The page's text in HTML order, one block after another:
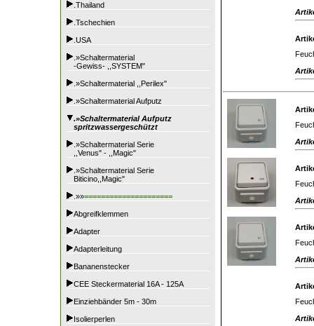
.Thailand
.Tschechien
.USA
.»Schaltermaterial
-Gewiss- ,,SYSTEM"
.»Schaltermaterial ,,Perilex"
.»Schaltermaterial Aufputz
.»Schaltermaterial Aufputz
spritzwassergeschützt
.»Schaltermaterial Serie
,,Venus" - ,,Magic"
.»Schaltermaterial Serie
Biticino,,Magic"
.»»=====================
Abgreifklemmen
Adapter
Adapterleitung
Bananenstecker
CEE Steckermaterial 16A - 125A
Einziehbänder 5m - 30m
Isolierperlen